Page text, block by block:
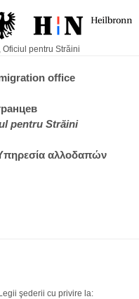
, Oficiul pentru Străini
office
pentru Străini
αλλοδαπών
şederii cu privire la: